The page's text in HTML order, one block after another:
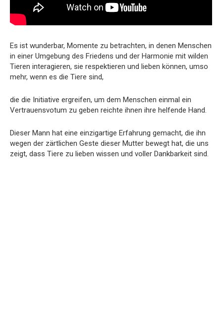
Es ist wunderbar, Momente zu betrachten, in denen Menschen
in einer Umgebung des Friedens und der Harmonie mit wilden
Tieren interagieren, sie respektieren und lieben können, umso
mehr, wenn es die Tiere sind,
die die Initiative ergreifen, um dem Menschen einmal ein
Vertrauensvotum zu geben reichte ihnen ihre helfende Hand.
Dieser Mann hat eine einzigartige Erfahrung gemacht, die ihn
wegen der zärtlichen Geste dieser Mutter bewegt hat, die uns
zeigt, dass Tiere zu lieben wissen und voller Dankbarkeit sind.